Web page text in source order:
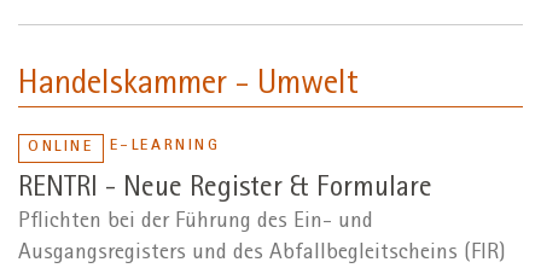
Handelskammer - Umwelt
ONLINE E-LEARNING
RENTRI - Neue Register & Formulare
Pflichten bei der Führung des Ein- und
Ausgangsregisters und des Abfallbegleitscheins (FIR)